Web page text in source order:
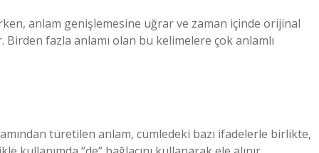
anlam genişlemesine uğrar ve zaman içinde orijinal
fazla anlamı olan bu kelimelere çok anlamlı
türetilen anlam, cümledeki bazı ifadelerle birlikte,